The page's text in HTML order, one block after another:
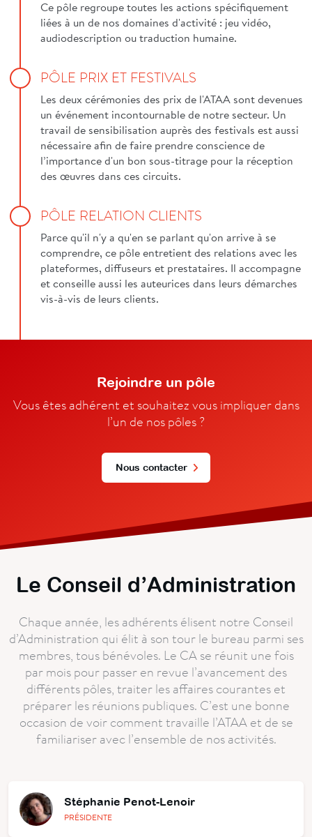
Ce pôle regroupe toutes les actions spécifiquement
liées à un de nos domaines d'activité : jeu vidéo,
audiodescription ou traduction humaine.
PÔLE PRIX ET FESTIVALS
Les deux cérémonies des prix de l'ATAA sont devenues
un événement incontournable de notre secteur. Un
travail de sensibilisation auprès des festivals est aussi
nécessaire afin de faire prendre conscience de
l’importance d'un bon sous-titrage pour la réception
des œuvres dans ces circuits.
PÔLE RELATION CLIENTS
Parce qu'il n'y a qu'en se parlant qu'on arrive à se
comprendre, ce pôle entretient des relations avec les
plateformes, diffuseurs et prestataires. Il accompagne
et conseille aussi les auteurices dans leurs démarches
vis-à-vis de leurs clients.
Rejoindre un pôle
Vous êtes adhérent et souhaitez vous impliquer dans
l’un de nos pôles ?
Nous contacter
Le Conseil d’Administration
Chaque année, les adhérents élisent notre Conseil
d’Administration qui élit à son tour le bureau parmi ses
membres, tous bénévoles. Le CA se réunit une fois
par mois pour passer en revue l’avancement des
différents pôles, traiter les affaires courantes et
préparer les réunions publiques. C’est une bonne
occasion de voir comment travaille l’ATAA et de se
familiariser avec l’ensemble de nos activités.
Stéphanie Penot-Lenoir
PRÉSIDENTE